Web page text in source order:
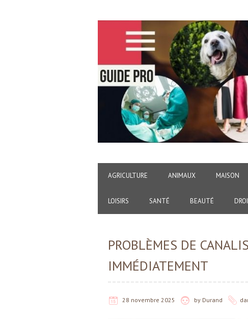
AGRICULTURE ANIMAUX MAISON
LOISIRS SANTÉ BEAUTÉ
PROBLÈMES DE
IMMÉDIATEMENT
28 novembre 2025 by Durand